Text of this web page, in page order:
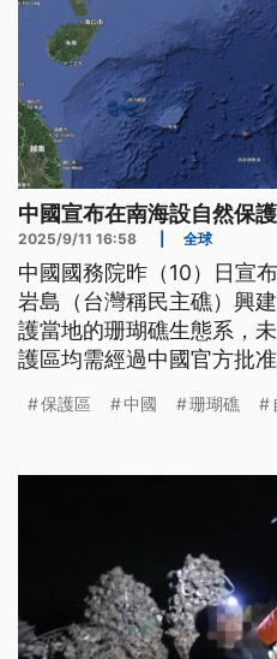
中國宣布在南海設自然保
2025/9/11 16:58 全球
中國國務院昨（10）日宣
岩島（台灣稱民主礁）興
護當地的珊瑚礁生態系，
護區均需經過中國官方批
日發布聲明抗議中國侵犯
保護區 中國 珊瑚礁